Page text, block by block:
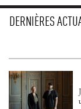
DERNIÈRES